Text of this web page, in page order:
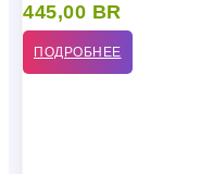
445,00 BR
ПОДРОБНЕЕ